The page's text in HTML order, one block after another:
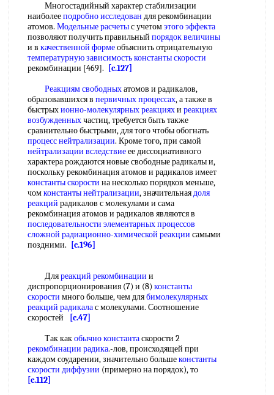
Многостадийный характер стабилизации
наиболееподробно исследован для рекомбинации
атомов. Модельные расчетыс учетомэтого эффекта
позволяют получить правильный порядок величины
и в качественной формеобъяснить отрицательную
температурную зависимость константы скорости
рекомбинации [469].
[c.127]
Реакциям свободныхатомов и радикалов,
образовавшихся в первичных процессах, а также в
быстрыхионно-молекулярных реакцияхи реакциях
возбужденныхчастиц, требуется быть также
сравнительно быстрыми, для того чтобы обогнать
процесс нейтрализации. Кроме того, при самой
нейтрализации вследствиеее диссоциативного
характера рождаются новые свободные радикалы и,
поскольку рекомбинация атомов и радикалов имеет
константы скорости на несколько порядков меньше,
чомконстанты нейтрализации, значительнаядоля
реакций радикалов с молекулами и сама
рекомбинация атомов и радикалов являются в
последовательности элементарныхпроцессов
сложной радиационно-химической реакции самыми
поздними.
[c.196]
Дляреакций рекомбинации и
диспропорционирования (7) и (8) константы
скорости много больше, чем длябимолекулярных
реакций радикалас молекулами. Соотношение
скоростей
[c.47]
Так какобычно константаскорости 2
рекомбинации радика.-лов, происходящей при
каждом соударении, значительно большеконстанты
скорости диффузии (примерно на порядок), то
[c.112]